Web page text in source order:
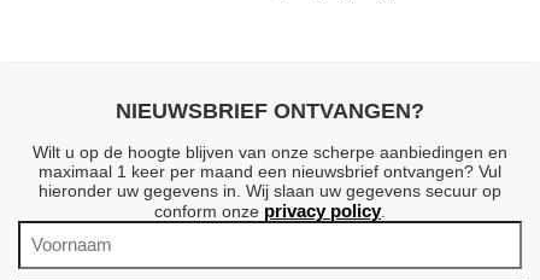
NIEUWSBRIEF ONTVANGEN?
Wilt u op de hoogte blijven van onze scherpe aanbiedingen en
maximaal 1 keer per maand een nieuwsbrief ontvangen? Vul
hieronder uw gegevens in. Wij slaan uw gegevens secuur op
conform onze privacy policy.